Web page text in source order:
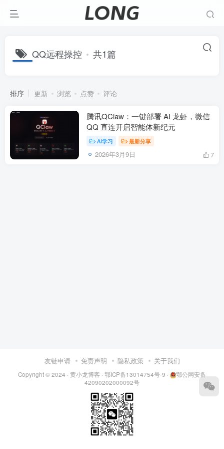
QQ远程操控 共1篇
排序 更新 浏览 点赞 评论
腾讯QClaw：一键部署 AI 龙虾，微信
QQ 直连开启智能体新纪元
AI学习 最新分享
2026年3月9日 7
友链申请 免责声明 隐私政策 关于我们
Copyright © 2024 ·黄小龙博客 ·鄂ICP备13014754号-9 ·
鄂公网安备
42090202000092号